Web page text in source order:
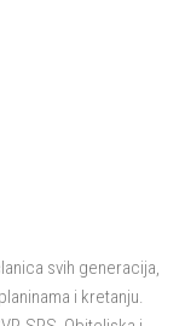
svih generacija,
i kretanju.